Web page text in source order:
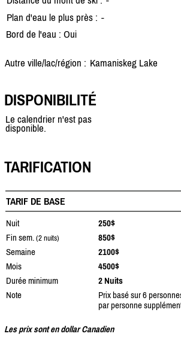
Plan d'eau le plus près : -
Bord de l'eau : Oui
Autre ville/lac/région : Kamaniskeg Lake
DISPONIBILITÉ
Le calendrier n'est pas
disponible.
TARIFICATION
TARIF DE BASE
Nuit
250$
Fin sem. (2 nuits)
850$
Semaine
2100$
Mois
4500$
Durée minimum
2 Nuits
Note
Prix basé sur 6
par personne
Les prix sont en dollar Canadien